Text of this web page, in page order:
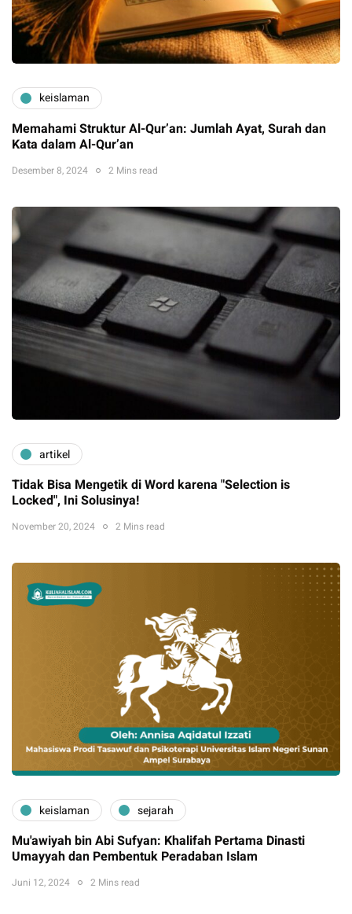
keislaman
Memahami Struktur Al-Qur’an: Jumlah Ayat, Surah dan
Kata dalam Al-Qur’an
Desember 8, 2024 2 Mins read
artikel
Tidak Bisa Mengetik di Word karena "Selection is
Locked", Ini Solusinya!
November 20, 2024 2 Mins read
keislaman sejarah
Mu'awiyah bin Abi Sufyan: Khalifah Pertama Dinasti
Umayyah dan Pembentuk Peradaban Islam
Juni 12, 2024 2 Mins read